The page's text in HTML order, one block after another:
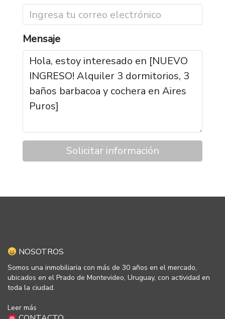
Mensaje
Solicitar información
NOSOTROS
Somos una inmobiliaria con más de 30 años en el mercado,
ubicados en el Prado de Montevideo, Uruguay, con actividad en
toda la ciudad.
Leer más